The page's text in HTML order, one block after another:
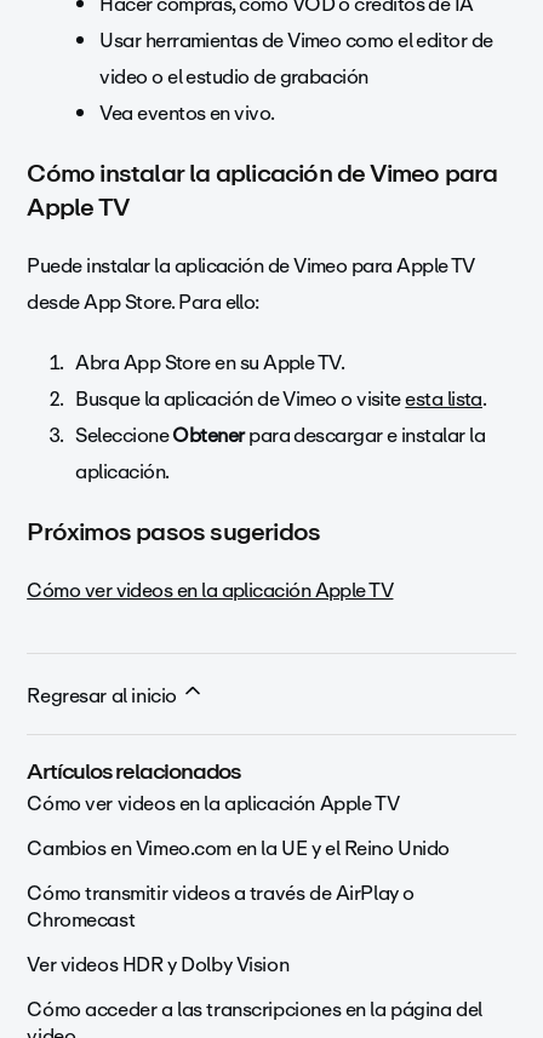
Usar herramientas de Vimeo como el editor de
video o el estudio de grabación
Vea eventos en vivo.
Cómo instalar la aplicación de Vimeo para
Apple TV
Puede instalar la aplicación de Vimeo para Apple TV
desde App Store. Para ello:
Abra App Store en su Apple TV.
Busque la aplicación de Vimeo o visiteesta lista.
SeleccioneObtenerpara descargar e instalar la
aplicación.
Próximos pasos sugeridos
Cómo ver videos en la aplicación Apple TV
Regresar al inicio
Artículos relacionados
Cómo ver videos en la aplicación Apple TV
Cambios en Vimeo.com en la UE y el Reino Unido
Cómo transmitir videos a través de AirPlay o
Chromecast
Ver videos HDR y Dolby Vision
Cómo acceder a las transcripciones en la página del